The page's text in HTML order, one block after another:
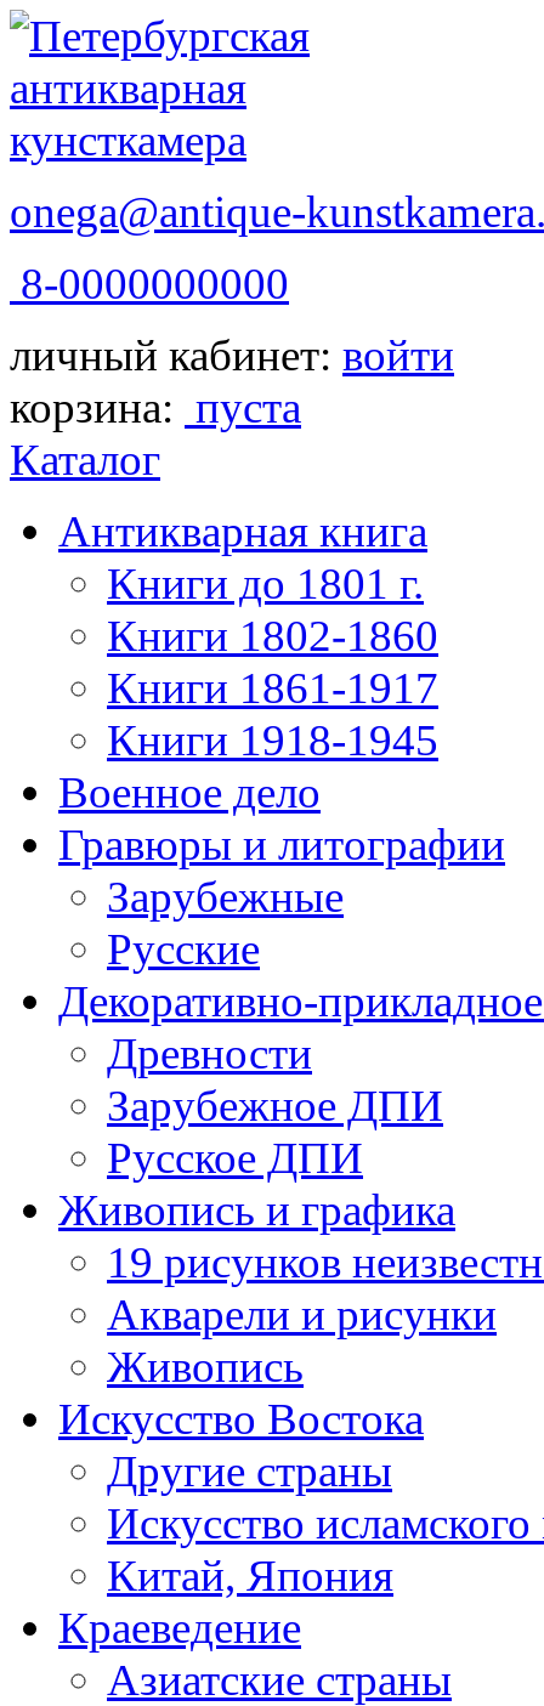
onega@antique-
8-0000000000
личный кабинет: войти
корзина: пуста
Каталог
Антикварная книга
Книги до 1801 г.
Книги 1802-1860
Книги 1861-1917
Книги 1918-1945
Военное дело
Гравюры и литографии
Зарубежные
Русские
Декоративно-
Древности
Зарубежное ДПИ
Русское ДПИ
Живопись и графика
19 рисунков
Акварели и рисунки
Живопись
Искусство Востока
Другие страны
Искусство
Китай, Япония
Краеведение
Азиатские страны